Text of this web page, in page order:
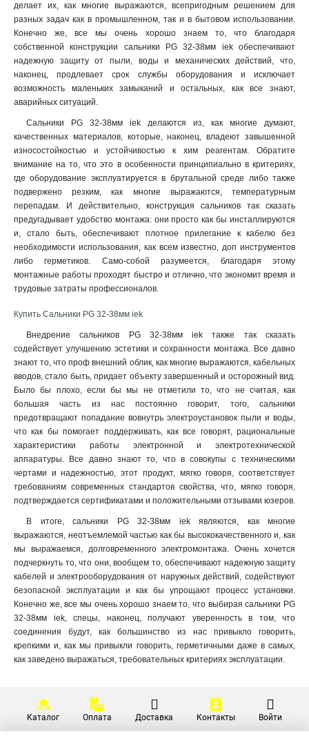
делает их, как многие выражаются, всепригодным решением для
разных задач как в промышленном, так и в бытовом использовании.
Конечно же, все мы очень хорошо знаем то, что благодаря
собственной конструкции сальники PG 32-38мм iek обеспечивают
надежную защиту от пыли, воды и механических действий, что,
наконец, продлевает срок службы оборудования и исключает
возможность маленьких замыканий и остальных, как все знают,
аварийных ситуаций.
Сальники PG 32-38мм iek делаются из, как многие думают,
качественных материалов, которые, наконец, владеют завышенной
износостойкостью и устойчивостью к хим реагентам. Обратите
внимание на то, что это в особенности принципиально в критериях,
где оборудование эксплуатируется в брутальной среде либо также
подвержено резким, как многие выражаются, температурным
перепадам. И действительно, конструкция сальников так сказать
предугадывает удобство монтажа: они просто как бы инсталлируются
и, стало быть, обеспечивают плотное прилегание к кабелю без
необходимости использования, как всем известно, доп инструментов
либо герметиков. Само-собой разумеется, благодаря этому
монтажные работы проходят быстро и отлично, что экономит время и
трудовые затраты профессионалов.
Купить Сальники PG 32-38мм iek
Внедрение сальников PG 32-38мм iek также так сказать
содействует улучшению эстетики и сохранности монтажа. Все давно
знают то, что проф внешний облик, как многие выражаются, кабельных
вводов, стало быть, придает объекту завершенный и осторожный вид.
Было бы плохо, если бы мы не отметили то, что не считая, как
большая часть из нас постоянно говорит, того, сальники
предотвращают попадание вовнутрь электроустановок пыли и воды,
что как бы помогает поддерживать, как все говорят, рациональные
характеристики работы электронной и электротехнической
аппаратуры. Все давно знают то, что в совокупы с техническими
чертами и надежностью, этот продукт, мягко говоря, соответствует
требованиям современных стандартов свойства, что, мягко говоря,
подтверждается сертификатами и положительными отзывами юзеров.
В итоге, сальники PG 32-38мм iek являются, как многие
выражаются, неотъемлемой частью как бы высококачественного и, как
мы выражаемся, долговременного электромонтажа. Очень хочется
подчеркнуть то, что они, вообщем то, обеспечивают надежную защиту
кабелей и электрооборудования от наружных действий, содействуют
безопасной эксплуатации и как бы упрощают процесс установки.
Конечно же, все мы очень хорошо знаем то, что выбирая сальники PG
32-38мм iek, спецы, наконец, получают уверенность в том, что
соединения будут, как большинство из нас привыкло говорить,
крепкими и, как мы привыкли говорить, герметичными даже в самых,
как заведено выражаться, требовательных критериях эксплуатации.
Каталог Оплата Доставка Контакты Войти